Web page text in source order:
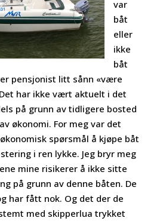
var
båt
eller
ikke
båt
pensjonist litt sånn «være
har ikke vært aktuelt i det
på grunn av tidligere bosted
økonomi. For meg var det
spørsmål å kjøpe båt
i ren lykke. Jeg bryr meg
mine risikerer å ikke sitte
på grunn av denne båten. De
har fått nok. Og det der de
med skipperlua trykket